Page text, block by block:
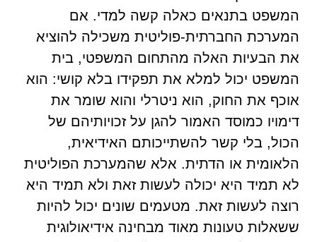
המשפט בתנאים כאלה קשה למדי. אם
המערכת החברתית-פוליטית משכילה להוציא
את הבעיות האלה מהתחום המשפטי, בית
המשפט יכול למלא את תפקידו בלא קושי: הוא
אוכף את החוק, הוא ניטרלי והוא שומר את
דימויו כמוסד האמור להגן על זכויותיהם של
הכול, בלי קשר להשתייכותם האידיאית,
הלאומית או הדתית. אלא שהמערכת הפוליטית
לא תמיד היא יכולה לעשות זאת ולא תמיד היא
רוצה לעשות זאת. מטעמים שונים יכול להיות
ששאלות טעונות מאוד מבחינה אידיאולוגית